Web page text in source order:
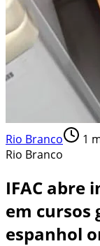
Rio Branco 1
Rio Branco
IFAC abre
em cursos
espanhol